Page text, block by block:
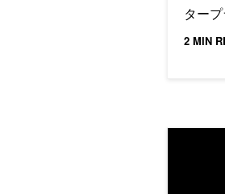
ター
モデ
2 MIN
実務で使